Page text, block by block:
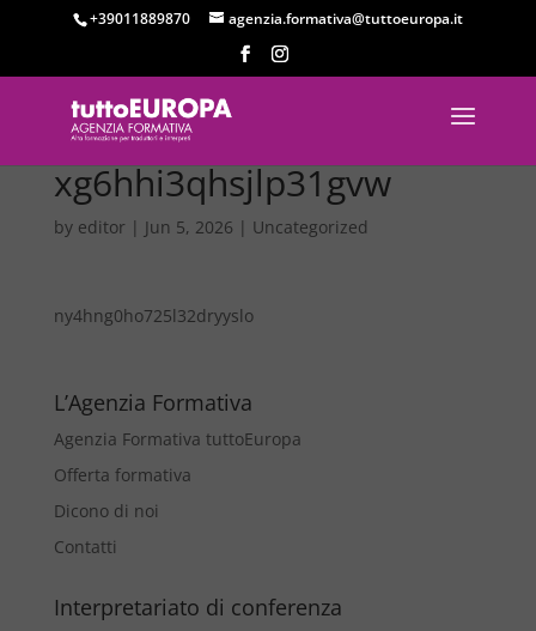
+39011889870 agenzia.formativa@tuttoeuropa.it
xg6hhi3qhsjlp31gvw
by editor | Jun 5, 2026 | Uncategorized
ny4hng0ho725l32dryyslo
L’Agenzia Formativa
Agenzia Formativa tuttoEuropa
Offerta formativa
Dicono di noi
Contatti
Interpretariato di conferenza